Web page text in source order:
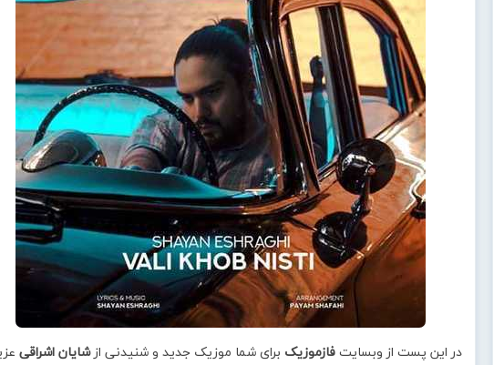
در این پست از وبسایت فازموزیک برای شما موزیک جدید و شنیدنی ازشایان اشراقی